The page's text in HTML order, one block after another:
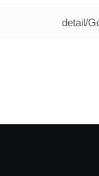
البحث عن: